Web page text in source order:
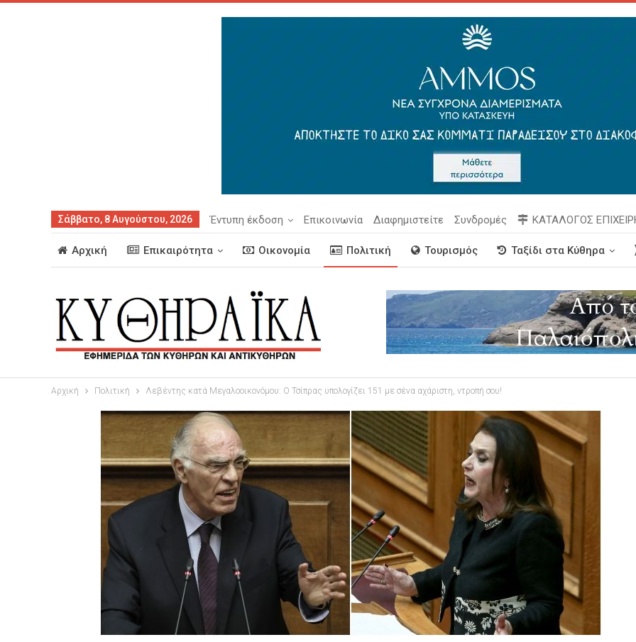
Σάββατο, 8 Αυγούστου, 2026 Έντυπη έκδοση Επικοινωνία Διαφημιστείτε Συνδρομές ΚΑΤΑΛΟΓΟΣ
Αρχική Επικαιρότητα Οικονομία Πολιτική Τουρισμός Ταξίδι στα Κύθηρα
Αρχική Πολιτική Λεβέντης κατά Μεγαλοοικονόμου: Ο Τσίπρας υπολογίζει 151 με σένα αχάριστη, ντροπή σου!